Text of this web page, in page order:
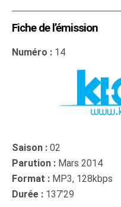
Fiche de l’émission
Numéro : 14
Saison : 02
Parution : Mars 2014
Format : MP3, 128kbps
Durée : 137’29